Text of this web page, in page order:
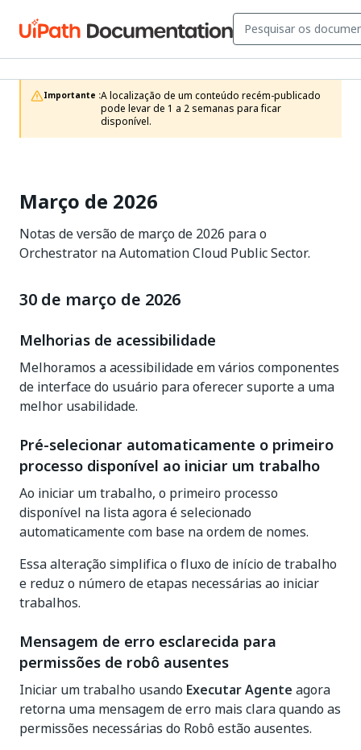
Importante :A localização de um conteúdo recém-publicado
pode levar de 1 a 2 semanas para ficar
disponível.
Março de 2026
Notas de versão de março de 2026 para o
Orchestrator na Automation Cloud Public Sector.
30 de março de 2026
Melhorias de acessibilidade
Melhoramos a acessibilidade em vários componentes
de interface do usuário para oferecer suporte a uma
melhor usabilidade.
Pré-selecionar automaticamente o primeiro
processo disponível ao iniciar um trabalho
Ao iniciar um trabalho, o primeiro processo
disponível na lista agora é selecionado
automaticamente com base na ordem de nomes.
Essa alteração simplifica o fluxo de início de trabalho
e reduz o número de etapas necessárias ao iniciar
trabalhos.
Mensagem de erro esclarecida para
permissões de robô ausentes
Iniciar um trabalho usando Executar Agente agora
retorna uma mensagem de erro mais clara quando as
permissões necessárias do Robô estão ausentes.